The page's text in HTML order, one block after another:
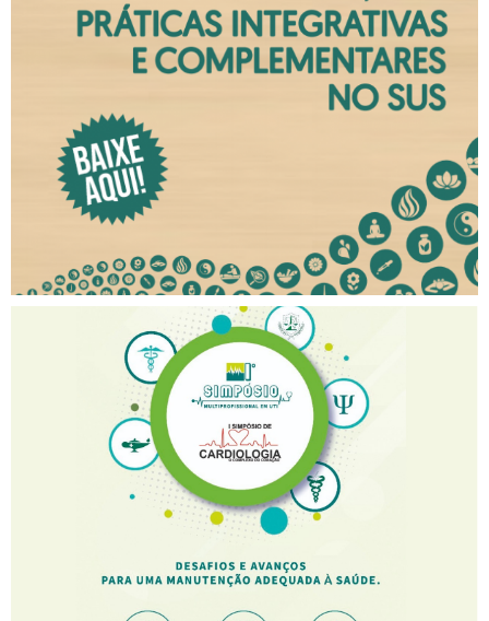
Baixe o Manual de
Implantação de Serviços de
Práticas Integrativas e
Complementares no SUS
I Simpósio Multiprofissional
em UTI e I Simpósio de
Cardiologia